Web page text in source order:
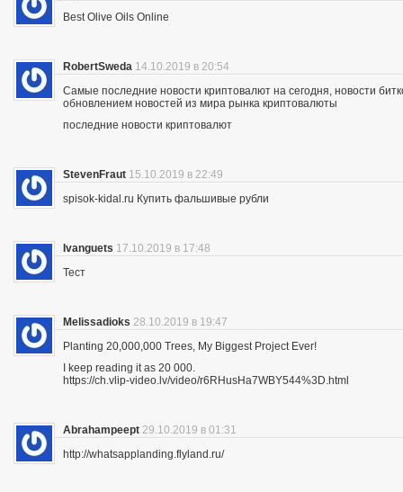
Best Olive Oils Online
RobertSweda 14.10.2019 в 20:54
Самые последние новости криптовалют на сегодня, новости
обновлением новостей из мира рынка криптовалюты
последние новости криптовалют
StevenFraut 15.10.2019 в 22:49
spisok-kidal.ru Купить фальшивые рубли
Ivanguets 17.10.2019 в 17:48
Тест
Melissadioks 28.10.2019 в 19:47
Planting 20,000,000 Trees, My Biggest Project Ever!
I keep reading it as 20 000.
https://ch.vlip-video.lv/video/r6RHusHa7WBY544%3D.html
Abrahampeept 29.10.2019 в 01:31
http://whatsapplanding.flyland.ru/